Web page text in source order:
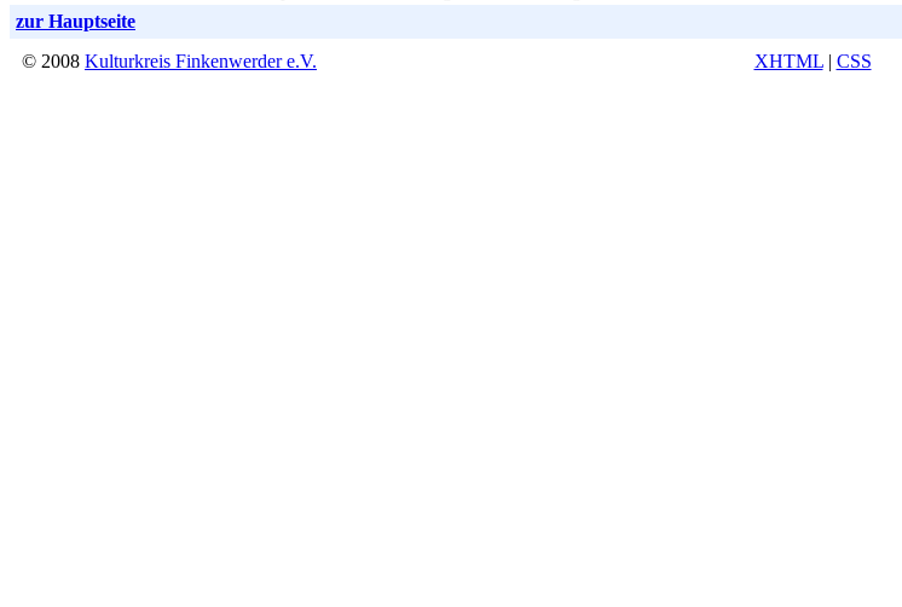
zur Hauptseite
© 2008 Kulturkreis Finkenwerder e.V. XHTML| CSS